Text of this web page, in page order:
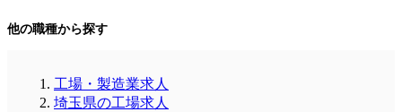
他の職種から探す
工場・製造業求人
埼玉県の工場求人